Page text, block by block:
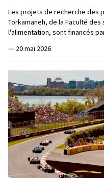
Les projets de recherche des
Torkamaneh, de la Faculté
l'alimentation, sont financés
— 20 mai 2026